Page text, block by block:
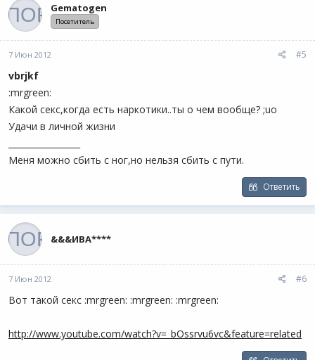
Gematogen
Посетитель
7 Июн 2012 #5
vbrjkf
:mrgreen:
Какой секс,когда есть наркотики..ты о чем вообще? ;uo
Удачи в личной жизни
Меня можно сбить с ног,но нельзя сбить с пути.
Ответить
&&&ИВА****
7 Июн 2012 #6
Вот такой секс :mrgreen: :mrgreen: :mrgreen:
http://www.youtube.com/watch?v=_bOssrvu6vc&feature=related